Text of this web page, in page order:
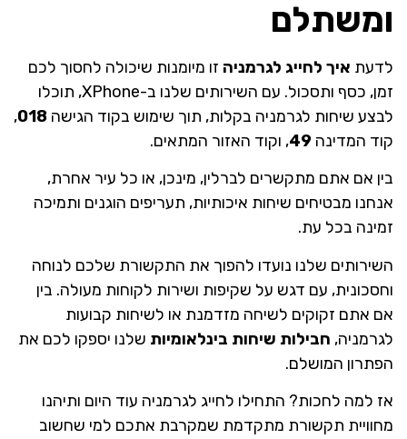
ומשתלם
לדעת איך לחייג לגרמניה זו מיומנות שיכולה לחסוך לכם
זמן, כסף ותסכול. עם השירותים שלנו ב-XPhone, תוכלו
לבצע שיחות לגרמניה בקלות, תוך שימוש בקוד הגישה 018
,
קוד המדינה 49, וקוד האזור המתאים.
בין אם אתם מתקשרים לברלין, מינכן, או כל עיר אחרת,
אנחנו מבטיחים שיחות איכותיות, תעריפים הוגנים ותמיכה
זמינה בכל עת.
השירותים שלנו נועדו להפוך את התקשורת שלכם לנוחה
וחסכונית, עם דגש על שקיפות ושירות לקוחות מעולה. בין
אם אתם זקוקים לשיחה מזדמנת או לשיחות קבועות
לגרמניה, חבילות שיחות בינלאומיות שלנו יספקו לכם את
הפתרון המושלם.
אז למה לחכות? התחילו לחייג לגרמניה עוד היום ותיהנו
מחוויית תקשורת מתקדמת שמקרבת אתכם למי שחשוב